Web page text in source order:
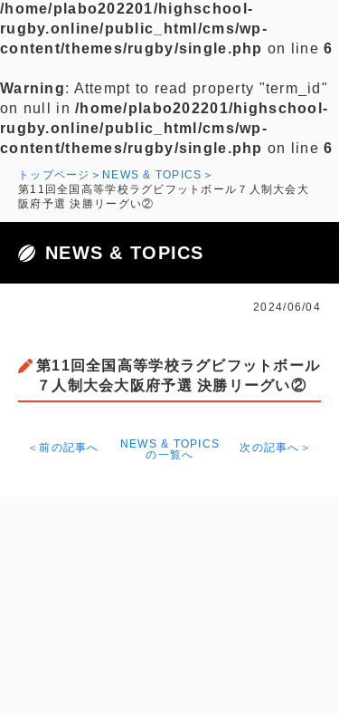
/home/plabo202201/highschool-
rugby.online/public_html/cms/wp-
content/themes/rugby/single.php on line6
Warning: Attempt to read property "term_id"
on null in/home/plabo202201/highschool-
rugby.online/public_html/cms/wp-
content/themes/rugby/single.php on line6
トップページ
NEWS & TOPICS
第11回全国高等学校ラグビフットボール７人制大会大
阪府予選 決勝リーグい②
NEWS & TOPICS
2024/06/04
第11回全国高等学校ラグビフットボール
７人制大会大阪府予選 決勝リーグい②
＜前の記事へ
NEWS & TOPICS
の一覧へ
次の記事へ＞